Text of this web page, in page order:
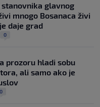
glavnog
mnogo Bosanaca živi
daje grad
0
prozoru hladi sobu
ali samo ako je
0